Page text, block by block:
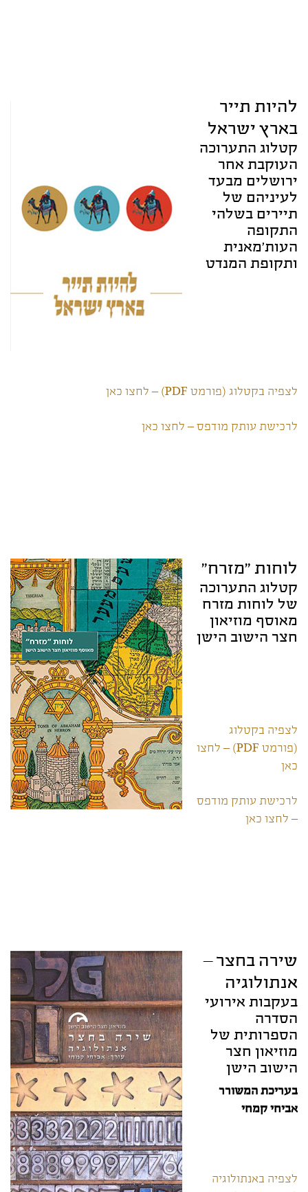
להיות תייר
בארץ ישראל
קטלוג התערוכה
העוקבת אחר
ירושלים מבעד
לעיניהם של
תיירים בשלהי
התקופה
העות'מאנית
ותקופת המנדט
לצפיה בקטלוג (פורמט PDF) – לחצו כאן
לרכישת עותק מודפס – לחצו כאן
לוחות "מזרח"
קטלוג התערוכה
של לוחות מזרח
מאוסף מוזיאון
חצר הישוב הישן
לצפיה בקטלוג
(פורמט PDF) – לחצו
כאן
לרכישת עותק מודפס
– לחצו כאן
שירה בחצר –
אנתולוגיה
בעקבות אירועי
הסדרה
הספרותית של
מוזיאון חצר
הישוב הישן
בעריכת המשורר
אביחי קמחי
לצפיה באנתולוגיה